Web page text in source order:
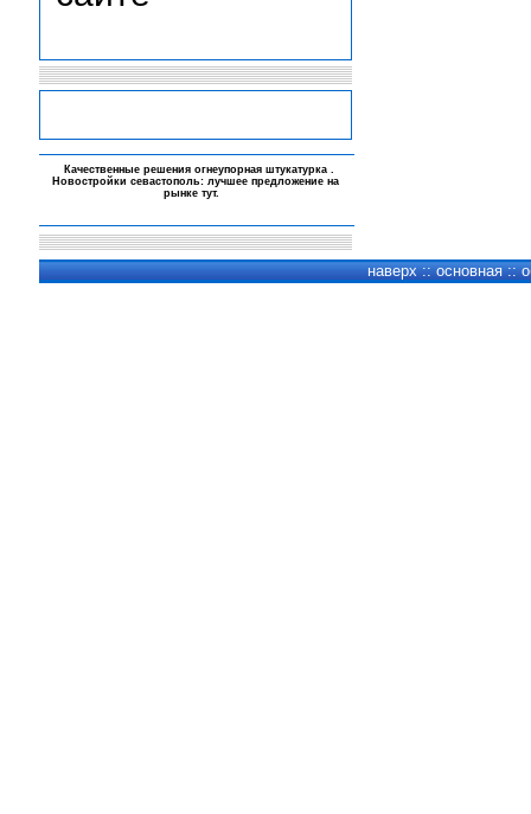
Качественные решения огнеупорная штукатурка.
Новостройки севастополь: лучшее предложение на
рынке тут.
наверх ::основная ::